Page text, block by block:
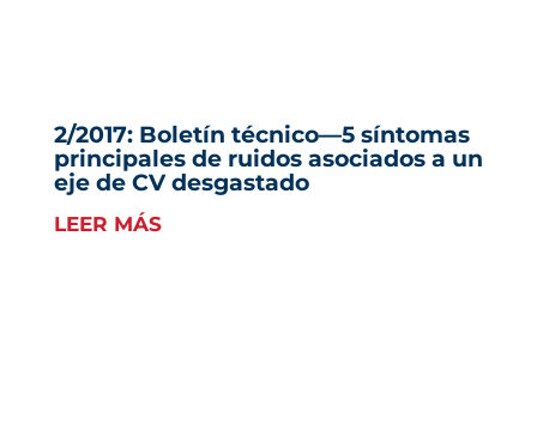
2/2017: Boletín técnico—5 síntomas
principales de ruidos asociados a un
eje de CV desgastado
LEER MÁS